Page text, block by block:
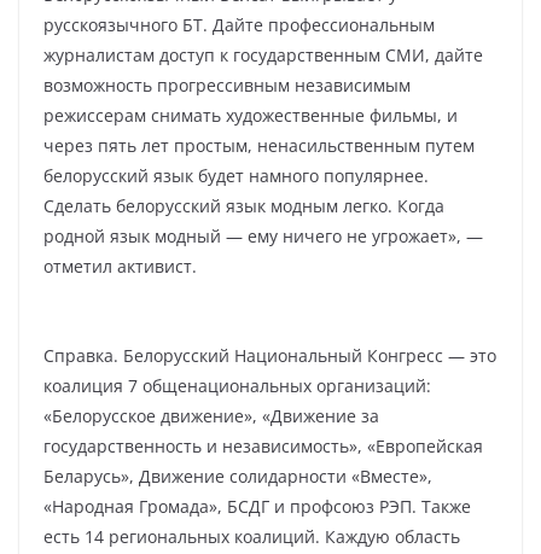
русскоязычного БТ. Дайте профессиональным
журналистам доступ к государственным СМИ, дайте
возможность прогрессивным независимым
режиссерам снимать художественные фильмы, и
через пять лет простым, ненасильственным путем
белорусский язык будет намного популярнее.
Сделать белорусский язык модным легко. Когда
родной язык модный — ему ничего не угрожает», —
отметил активист.
Справка. Белорусский Национальный Конгресс — это
коалиция 7 общенациональных организаций:
«Белорусское движение», «Движение за
государственность и независимость», «Европейская
Беларусь», Движение солидарности «Вместе»,
«Народная Громада», БСДГ и профсоюз РЭП. Также
есть 14 региональных коалиций. Каждую область